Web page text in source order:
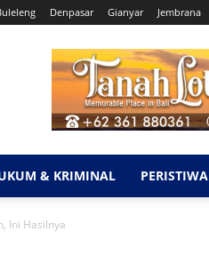
Denpasar Gianyar Jembrana
& KRIMINAL PERISTIWA
Ini Hasilnya